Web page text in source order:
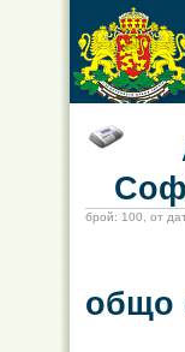
брой: 100, от
общо